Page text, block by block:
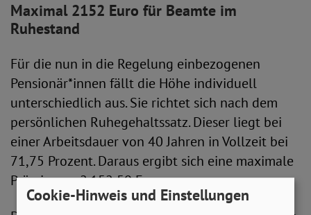
Maximal 2152 Euro für Beamte im
Ruhestand
Für die nun in die Regelung einbezogenen
Pensionär*innen fällt die Höhe individuell
unterschiedlich aus. Sie richtet sich nach dem
persönlichen Ruhegehaltssatz. Dieser liegt bei
einer Arbeitsdauer von 40 Jahren in Vollzeit bei
71,75 Prozent. Daraus ergibt sich eine maximale
Prämie von 2.152,50 Euro.
Cookie-Hinweis und Einstellungen